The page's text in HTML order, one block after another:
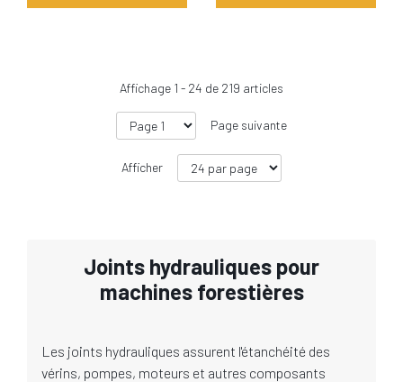
Affichage 1 - 24 de 219 articles
Page suivante
Afficher
Joints hydrauliques pour
machines forestières
Les joints hydrauliques assurent l'étanchéité des
vérins, pompes, moteurs et autres composants